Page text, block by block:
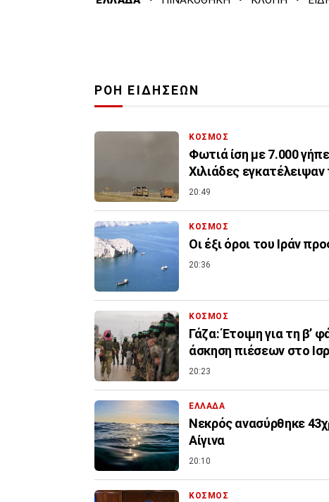
ΡΟΗ ΕΙΔΗΣΕΩΝ
ΚΟΣΜΟΣ
Φωτιά ίση με 7.000
Χιλιάδες εγκατέλειψαν
20:49
ΚΟΣΜΟΣ
Οι έξι όροι του Ιράν
20:36
ΚΟΣΜΟΣ
Γάζα: Έτοιμη για τη β’
άσκηση πιέσεων στο
20:23
ΕΛΛΑΔΑ
Νεκρός ανασύρθηκε
Αίγινα
20:10
ΚΟΣΜΟΣ